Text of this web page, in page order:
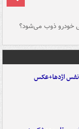
خودرو ذوب می‌شود؟
نفس اژدها+عکس